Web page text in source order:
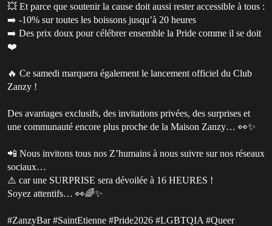
💥 Et parce que soutenir la cause doit aussi rester accessible à tous :
➡️ -10% sur toutes les boissons jusqu’à 20 heures
➡️ Des prix doux pour célébrer ensemble la Pride comme il se doit
❤️
🔥 Ce samedi marquera également le lancement officiel du Club
Zanzy !
Des avantages exclusifs, des invitations privées, des surprises et
une communauté encore plus proche de la Maison Zanzy… 👀✨
📲 Nous invitons tous nos Z’humains à nous suivre sur nos réseaux
sociaux…
⚠️ car une SURPRISE sera dévoilée à 16 HEURES !
Soyez attentifs… 👀🌈✨
#ZanzyBar #SaintEtienne #Pride2026 #LGBTQIA #Queer